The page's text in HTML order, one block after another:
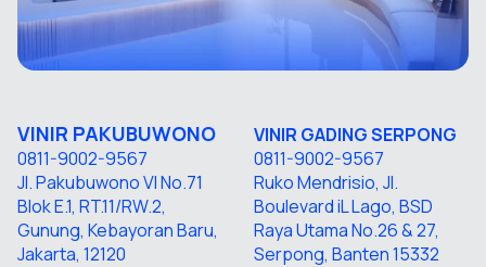
VINIR PAKUBUWONO
0811-9002-9567
Jl. Pakubuwono VI No.71
Blok E.1, RT.11/RW.2,
Gunung, Kebayoran Baru,
Jakarta, 12120
VINIR GADING SERPONG
0811-9002-9567
Ruko Mendrisio, Jl.
Boulevard iL Lago, BSD
Raya Utama No.26 & 27,
Serpong, Banten 15332